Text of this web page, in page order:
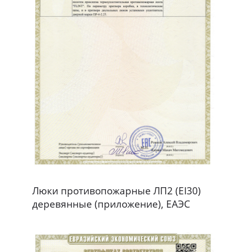
Люки противопожарные ЛП2 (EI30)
деревянные (приложение), ЕАЭС